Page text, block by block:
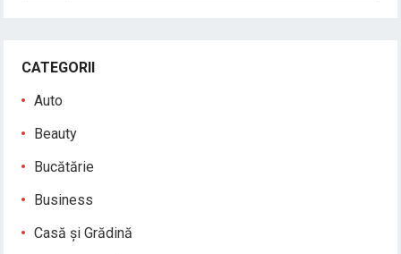
CATEGORII
Auto
Beauty
Bucătărie
Business
Casă și Grădină